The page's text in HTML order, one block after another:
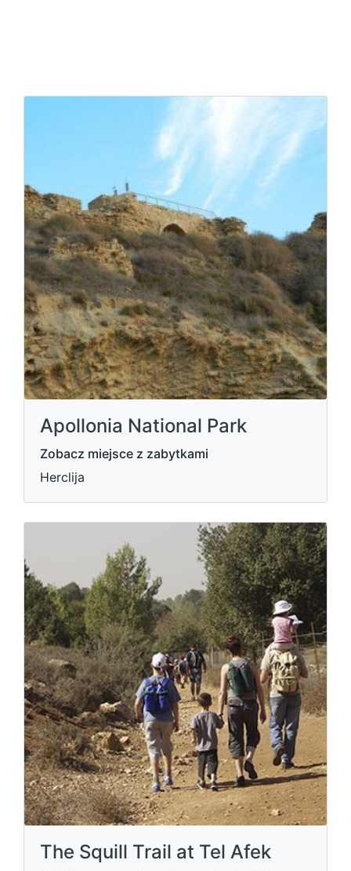
Apollonia National Park
Zobacz miejsce z zabytkami
Herclija
The Squill Trail at Tel Afek